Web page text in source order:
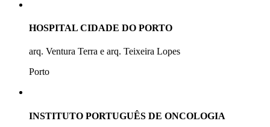
HOSPITAL CIDADE DO PORTO
arq. Ventura Terra e arq. Teixeira Lopes
Porto
INSTITUTO PORTUGUÊS DE ONCOLOGIA